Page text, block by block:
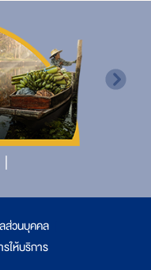
ส่วนบุคคล
ให้บริการ